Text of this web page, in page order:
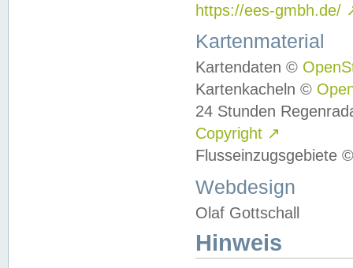
https://ees-gmbh.de/
Kartenmaterial
Kartendaten ©
Kartenkacheln ©
24 Stunden
Copyright ↗
Flusseinzugsgebiete
Webdesign
Olaf Gottschall
Hinweis